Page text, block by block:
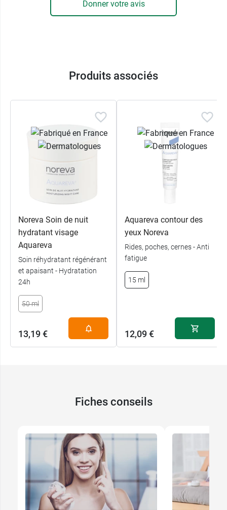
Conditionnement: 1 tube de 50 ml.
Donner votre avis
Produits associés
Noreva Soin de nuit
hydratant visage
Aquareva
Soin réhydratant régénérant
et apaisant - Hydratation
24h
50 ml
13,19 €
Aquareva contour des
yeux Noreva
Rides, poches, cernes - Anti
fatigue
15 ml
12,09 €
Fiches conseils